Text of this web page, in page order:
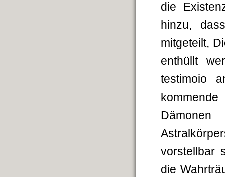
die
hinzu,
mitgeteilt,
enthüllt
testimoio
vorstellbar
die